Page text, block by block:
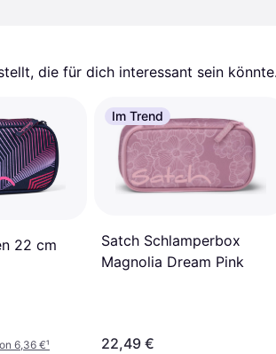
die für dich interessant sein könnte.
22 cm
6,36 €¹
Im Trend
Satch Schlamperbox
Magnolia Dream Pink
22,49 €